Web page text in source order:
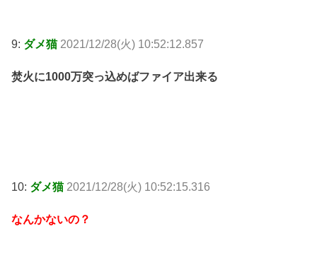
9: ダメ猫 2021/12/28(火) 10:52:12.857
焚火に1000万突っ込めばファイア出来る
10: ダメ猫 2021/12/28(火) 10:52:15.316
なんかないの？